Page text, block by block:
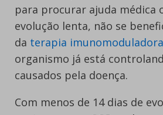
para procurar ajuda médica
evolução lenta, não se
da terapia imunomoduladora
organismo já está
causados pela doença.
Com menos de 14 dias de